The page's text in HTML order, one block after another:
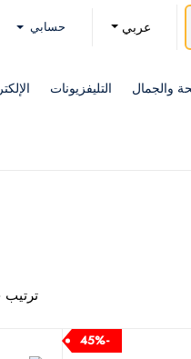
عربي حسابي
والجمال التليفزيونات
-45%